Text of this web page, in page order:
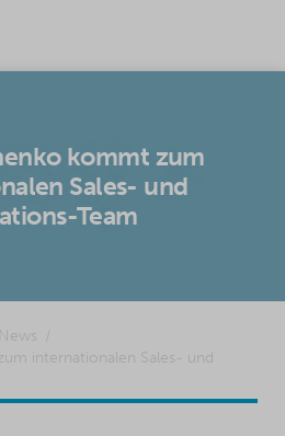
kommt zum
Sales- und
Team
internationalen Sales- und